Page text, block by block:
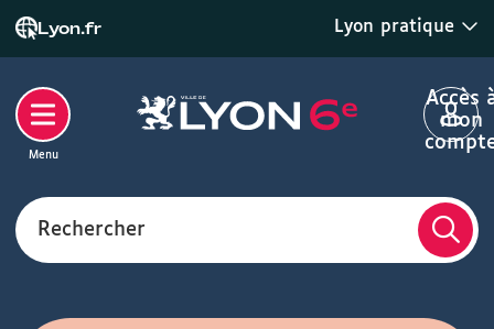
Lyon.fr Lyon pratique
Rechercher
Accès
mon
Menu